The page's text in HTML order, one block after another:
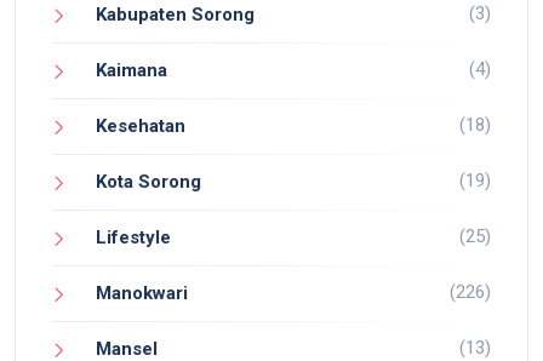
Kabupaten Sorong (3)
Kaimana (4)
Kesehatan (18)
Kota Sorong (19)
Lifestyle (25)
Manokwari (226)
Mansel (13)